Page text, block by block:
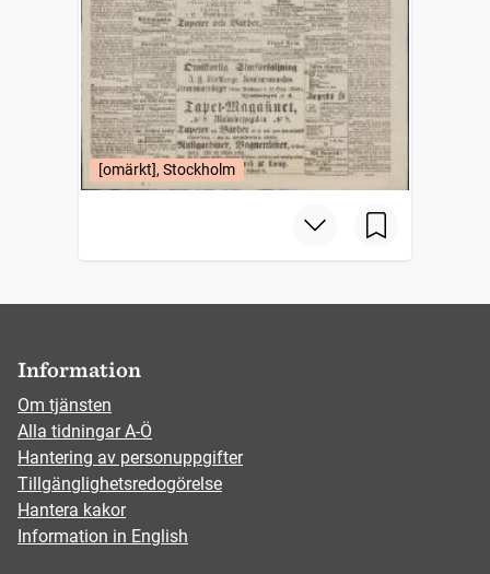
[omärkt], Stockholm
Information
Om tjänsten
Alla tidningar A-Ö
Hantering av personuppgifter
Tillgänglighetsredogörelse
Hantera kakor
Information in English